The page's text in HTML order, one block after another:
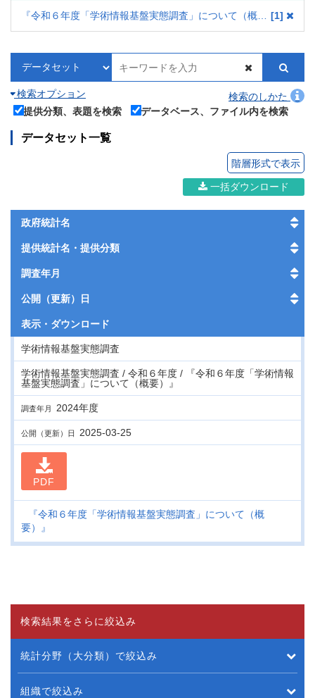
『令和６年度「学術情報基盤実態調査」について（概要）』 1
検索オプション
検索のしかた
提供分類、表題を検索
データベース、ファイル内を検索
データセット一覧
階層形式で表示
一括ダウンロード
政府統計名
提供統計名・提供分類
調査年月
公開（更新）日
表示・ ダウンロード
学術情報基盤実態調査
学術情報基盤実態調査 / 令和６年度 / 『令和６年度「学術情報
基盤実態調査」について（概要）』
調査年月 2024年度
公開（更新）日 2025-03-25
PDF
『令和６年度「学術情報基盤実態調査」について（概
要）』
検索結果をさらに絞込み
統計分野（大分類）で絞込み
組織で絞込み